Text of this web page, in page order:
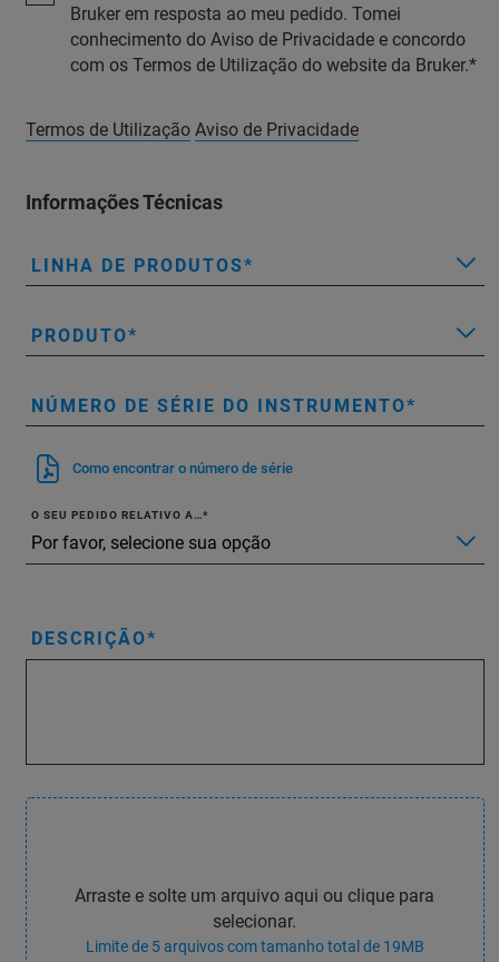
Bruker em resposta ao meu pedido. Tomei
conhecimento do Aviso de Privacidade e concordo
com os Termos de Utilização do website da Bruker.
Termos de Utilização Aviso de Privacidade
Informações Técnicas
LINHA DE PRODUTOS
PRODUTO
NÚMERO DE SÉRIE DO INSTRUMENTO
Como encontrar o número de série
O SEU PEDIDO RELATIVO A…
DESCRIÇÃO
Arraste e solte um arquivo aqui ou clique para
selecionar.
Limite de 5 arquivos com tamanho total de 19MB